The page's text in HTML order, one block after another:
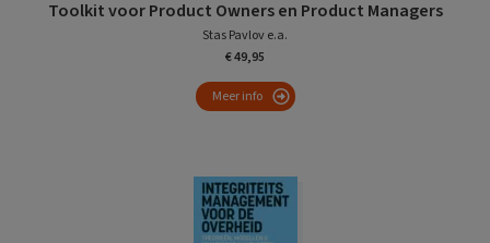
Toolkit voor Product Owners en Product Managers
Stas Pavlov e.a.
€ 49,95
Meer info